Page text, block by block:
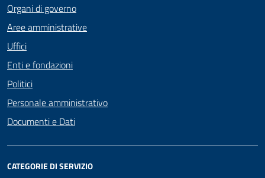
Organi di governo
Aree amministrative
Uffici
Enti e fondazioni
Politici
Personale amministrativo
Documenti e Dati
CATEGORIE DI SERVIZIO